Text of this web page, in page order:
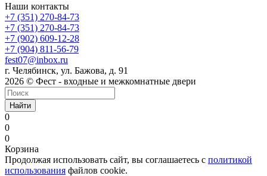
Наши контакты
+7 (351) 270-84-73
+7 (351) 270-84-73
+7 (902) 609-12-28
+7 (904) 811-56-79
fest07@inbox.ru
г. Челябинск, ул. Бажова, д. 91
2026 © Фест - входные и межкомнатные двери
Найти
0
0
0
Корзина
Продолжая использовать сайт, вы соглашаетесь с политикой
использования файлов cookie.